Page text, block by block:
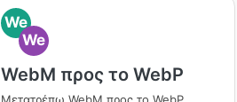
We
We
WebM προς το WebP